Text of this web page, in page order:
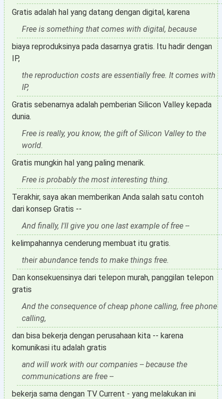
Gratis adalah hal yang datang dengan digital, karena
Free is something that comes with digital, because
biaya reproduksinya pada dasarnya gratis. Itu hadir dengan
IP,
the reproduction costs are essentially free. It comes with
IP,
Gratis sebenarnya adalah pemberian Silicon Valley kepada
dunia.
Free is really, you know, the gift of Silicon Valley to the
world.
Gratis mungkin hal yang paling menarik.
Free is probably the most interesting thing.
Terakhir, saya akan memberikan Anda salah satu contoh
dari konsep Gratis --
And finally, I'll give you one last example of free --
kelimpahannya cenderung membuat itu gratis.
their abundance tends to make things free.
Dan konsekuensinya dari telepon murah, panggilan telepon
gratis
And the consequence of cheap phone calling, free phone
calling,
dan bisa bekerja dengan perusahaan kita -- karena
komunikasi itu adalah gratis
and will work with our companies -- because the
communications are free --
bekerja sama dengan TV Current - yang melakukan ini